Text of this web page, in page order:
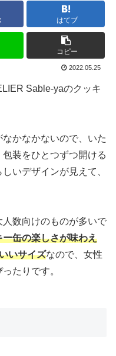
はてブ
コピー
2022.05.25
Sable-yaのクッキ
かなかないので、いた
装をひとつずつ開ける
いデザインが見えて、
数向けのものが多いで
ー缶の楽しさが味わえ
いサイズなので、女性
たりです。